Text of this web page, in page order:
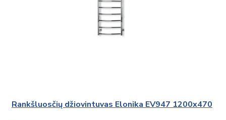
Rankšluosčių džiovintuvas Elonika EV947 1200x470